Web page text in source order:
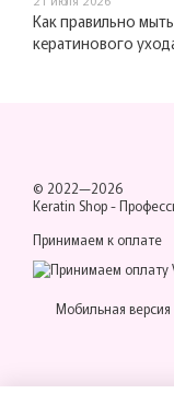
Как правильно
кератинового
© 2022—2026
Keratin Shop -
Принимаем к оплате
Мобильная версия